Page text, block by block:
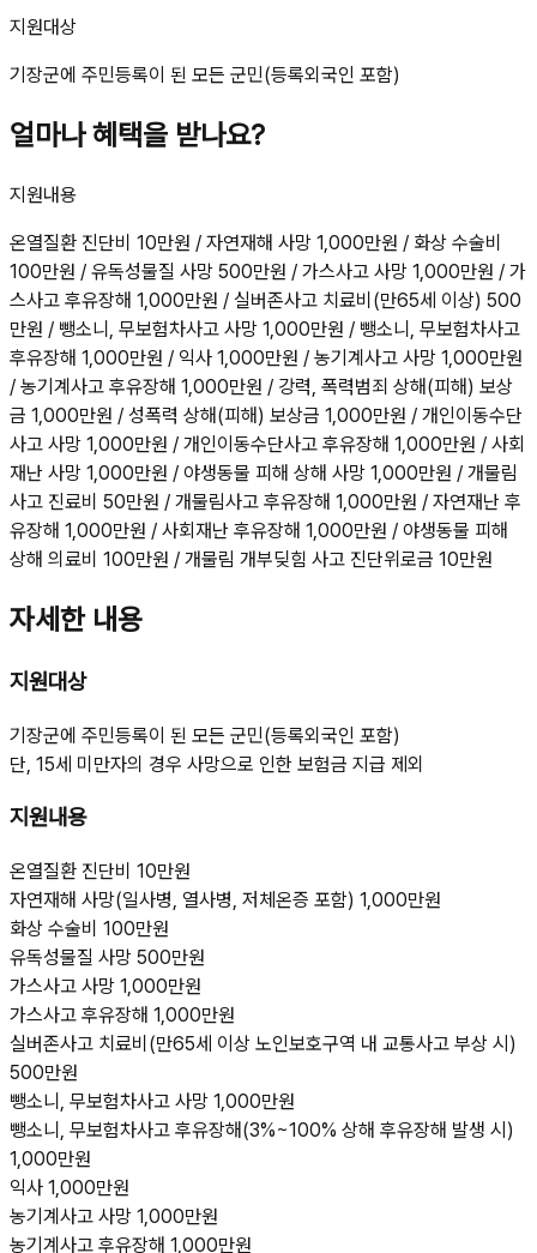
지원대상
기장군에 주민등록이 된 모든 군민(등록외국인 포함)
얼마나 혜택을 받나요?
지원내용
온열질환 진단비 10만원 / 자연재해 사망 1,000만원 / 화상 수술비
100만원 / 유독성물질 사망 500만원 / 가스사고 사망 1,000만원 / 가
스사고 후유장해 1,000만원 / 실버존사고 치료비(만65세 이상) 500
만원 / 뺑소니, 무보험차사고 사망 1,000만원 / 뺑소니, 무보험차사고
후유장해 1,000만원 / 익사 1,000만원 / 농기계사고 사망 1,000만원
/ 농기계사고 후유장해 1,000만원 / 강력, 폭력범죄 상해(피해) 보상
금 1,000만원 / 성폭력 상해(피해) 보상금 1,000만원 / 개인이동수단
사고 사망 1,000만원 / 개인이동수단사고 후유장해 1,000만원 / 사회
재난 사망 1,000만원 / 야생동물 피해 상해 사망 1,000만원 / 개물림
사고 진료비 50만원 / 개물림사고 후유장해 1,000만원 / 자연재난 후
유장해 1,000만원 / 사회재난 후유장해 1,000만원 / 야생동물 피해
상해 의료비 100만원 / 개물림 개부딪힘 사고 진단위로금 10만원
자세한 내용
지원대상
기장군에 주민등록이 된 모든 군민(등록외국인 포함)
단, 15세 미만자의 경우 사망으로 인한 보험금 지급 제외
지원내용
온열질환 진단비 10만원
자연재해 사망(일사병, 열사병, 저체온증 포함) 1,000만원
화상 수술비 100만원
유독성물질 사망 500만원
가스사고 사망 1,000만원
가스사고 후유장해 1,000만원
실버존사고 치료비(만65세 이상 노인보호구역 내 교통사고 부상 시)
500만원
뺑소니, 무보험차사고 사망 1,000만원
뺑소니, 무보험차사고 후유장해(3%~100% 상해 후유장해 발생 시)
1,000만원
익사 1,000만원
농기계사고 사망 1,000만원
농기계사고 후유장해 1,000만원